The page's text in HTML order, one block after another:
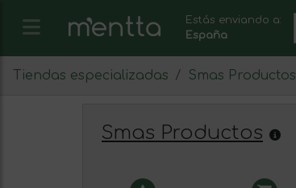
Estás enviando a:
España
Tiendas especializadas Smas Productos
Smas Productos